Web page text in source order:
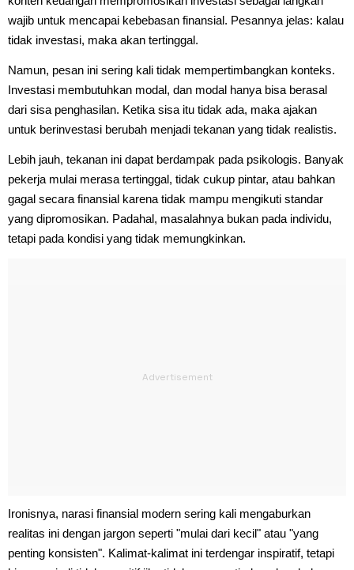
wajib untuk mencapai kebebasan finansial. Pesannya jelas: kalau
tidak investasi, maka akan tertinggal.
Namun, pesan ini sering kali tidak mempertimbangkan konteks.
Investasi membutuhkan modal, dan modal hanya bisa berasal
dari sisa penghasilan. Ketika sisa itu tidak ada, maka ajakan
untuk berinvestasi berubah menjadi tekanan yang tidak realistis.
Lebih jauh, tekanan ini dapat berdampak pada psikologis. Banyak
pekerja mulai merasa tertinggal, tidak cukup pintar, atau bahkan
gagal secara finansial karena tidak mampu mengikuti standar
yang dipromosikan. Padahal, masalahnya bukan pada individu,
tetapi pada kondisi yang tidak memungkinkan.
Ironisnya, narasi finansial modern sering kali mengaburkan
realitas ini dengan jargon seperti "mulai dari kecil" atau "yang
penting konsisten". Kalimat-kalimat ini terdengar inspiratif, tetapi